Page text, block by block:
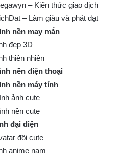
– Kiến thức giao dịch
– Làm giàu và phát đạt
nền may mắn
đẹp 3D
thiên nhiên
nền điện thoại
nền máy tính
ảnh cute
nền cute
đại diện
đôi cute
anime nam